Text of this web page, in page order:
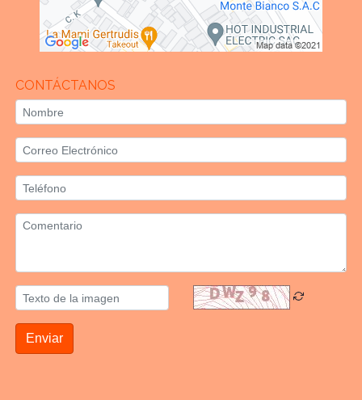
CONTÁCTANOS
Enviar